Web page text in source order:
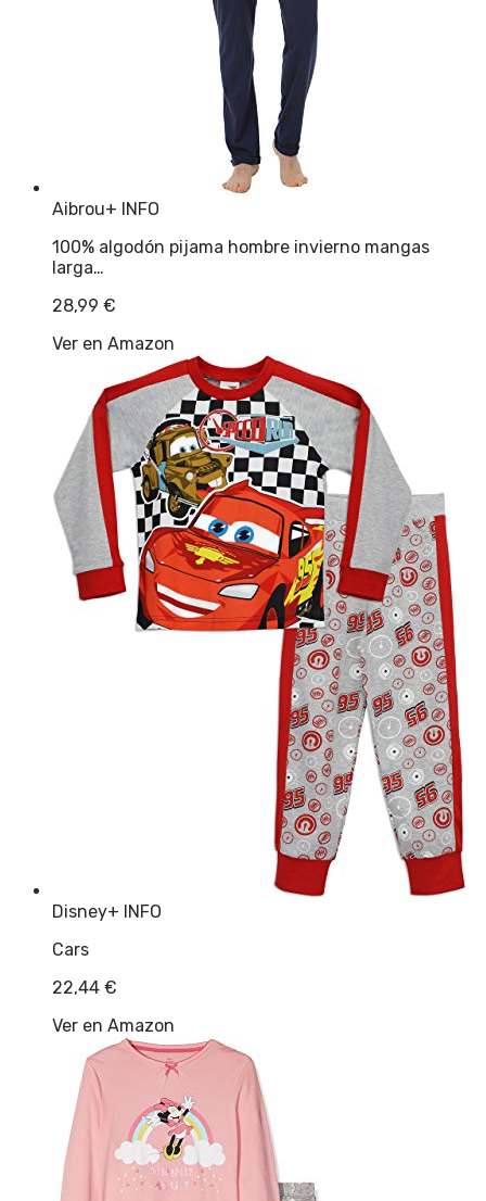
Aibrou+ INFO
100% algodón pijama hombre invierno mangas
larga…
28,99 €
Ver en Amazon
Disney+ INFO
Cars
22,44 €
Ver en Amazon